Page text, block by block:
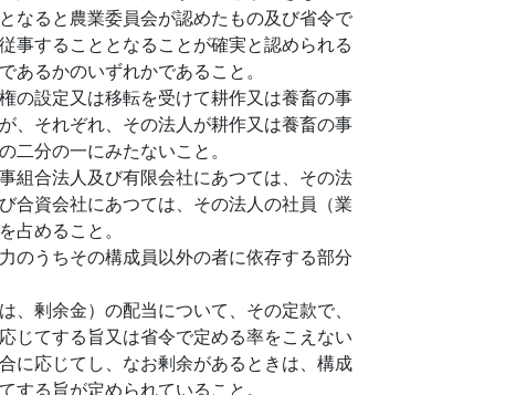
なると農業委員会が認めたもの及び省令で
事することとなることが確実と認められる
るかのいずれかであること。
の設定又は移転を受けて耕作又は養畜の事
、それぞれ、その法人が耕作又は養畜の事
分の一にみたないこと。
組合法人及び有限会社にあつては、その法
合資会社にあつては、その法人の社員（業
占めること。
のうちその構成員以外の者に依存する部分
剰余金）の配当について、その定款で、
じてする旨又は省令で定める率をこえない
に応じてし、なお剰余があるときは、構成
する旨が定められていること。